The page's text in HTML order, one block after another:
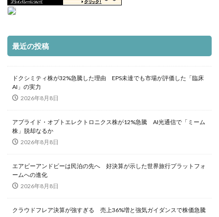
最近の投稿
ドクシミティ株が32%急騰した理由 EPS未達でも市場が評価した「臨床
AI」の実力
2026年8月8日
アプライド・オプトエレクトロニクス株が12%急騰 AI光通信で「ミーム
株」脱却なるか
2026年8月8日
エアビーアンドビーは民泊の先へ 好決算が示した世界旅行プラットフォ
ームへの進化
2026年8月8日
クラウドフレア決算が強すぎる 売上36%増と強気ガイダンスで株価急騰